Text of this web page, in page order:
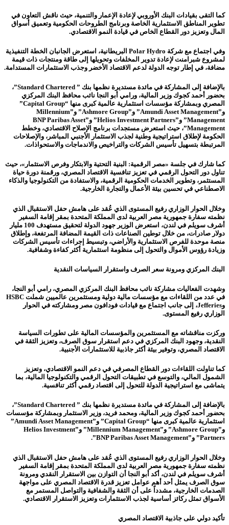
كما التقى بقيادات البنك الأوروبي لإعادة الإعمار والتنمية، حيث ناقش التعاون في
تطوير المناطق الاستثمارية الخاصة وبرنامج الطروحات الحكومية وتعميق أسواق
المال وتعزيز دور القطاع الخاص في قيادة النمو الاقتصادي.
وفي اجتماع مع شركة Polar Hydro البريطانية، استعرض الجانبان الخطة التنفيذية
لمشروع شبرامنت لإعادة تدوير المخلفات وتحويلها إلى طاقة ومنتجات ذات قيمة
مضافة، في إطار توجه الدولة لدعم الاقتصاد الأخضر وجذب الاستثمارات المستدامة.
بالإضافة إلى المشاركة في مائدة مستديرة نظمها بنك ” Standard Chartered”،
بحضور أحمد كجوك وزير المالية، ورامي أبو النجا نائب محافظ البنك المركزي
المصري وبمشاركة مؤسسات استثمارية عالمية كبرى منها “Capital Group”
و”Amundi Asset Management” و”Ashmore Group” و”Millennium
Management” و”Helios Investment Partners” و”BNP Paribas Asset
Management”، حيث استعرض مستجدات برنامج الإصلاح الاقتصادي، وخطط
الحكومة لإطلاق استراتيجية وطنية لجذب الاستثمار الأجنبي المباشر، والإصلاحات
المرتبطة بتسهيل تأسيس الشركات والتراخيص والاندماجات والاستحواذات.
كما شارك في جلسة «مصر الرقمية: البنية التحتية والابتكار وفرص الاستثمار»، حيث
تناول دور التحول الرقمي في تعزيز تنافسية الاقتصاد المصري، ورقمنة دورة حياة
المستثمر، وتطوير الخدمات الحكومية الرقمية، والاستفادة من التكنولوجيا والذكاء
الاصطناعي في تحسين بيئة الأعمال والتجارة الخارجية.
وخلال الحوار الوزاري رفيع المستوى الذي عُقد على هامش حفل الاستقبال الذي
نظمته سفارة جمهورية مصر العربية لدى المملكة المتحدة بمقر إقامة السفير
أشرف سويلم في لندن، استعرض الوزير جهود الدولة لتحقيق مستهدف 100 مليار
دولار صادرات، من خلال توطين الصناعات ذات القيمة المضافة المرتفعة، وإطلاق
منصة موحدة للفرص الاستثمارية والأراضي، وتبسيط إجراءات تأسيس الشركات
وزيادة رؤوس الأموال والتحول إلى منظومة استثمارية أكثر كفاءة وشفافية.
البنك المركزي ومرونة سعر الصرف واستقرار السياسات النقدية
وشهدت الفعاليات مشاركة نائب محافظ البنك المركزي المصري، رامي أبو النجا،
في عدد من اللقاءات مع مؤسسات مالية دولية ومستثمرين عالميين شملت HSBC
وJefferies، إلى جانب اجتماع مع قيادات فودافون مصر ومشاركته في الحوار
الوزاري رفيع المستوى.
وركزت مناقشاته مع المستثمرين والمؤسسات المالية على تطورات السياسة
النقدية، وجهود البنك المركزي في دعم استقرار سوق الصرف، وتعزيز الثقة في
الاقتصاد المصري، وتوفير بيئة أكثر جاذبية للاستثمارات الأجنبية.
كما تناولت اللقاءات دور القطاع المصرفي في دعم النمو الاقتصادي، وتعزيز
الشمول المالي، والتوسع في تطبيقات التحول الرقمي والتكنولوجيا المالية، بما
يتماشى مع استراتيجية الدولة للتحول إلى اقتصاد رقمي أكثر تنافسية.
بالإضافة إلى المشاركة في مائدة مستديرة نظمها بنك ” Standard Chartered”،
بحضور أحمد كجوك وزير المالية، ومحمد فريد، وزير الاستثمار وبمشاركة مؤسسات
استثمارية عالمية كبرى منها “Capital Group” و”Amundi Asset Management”
و”Ashmore Group” و”Millennium Management” و”Helios Investment
Partners” و”BNP Paribas Asset Management”.
وخلال الحوار الوزاري رفيع المستوى الذي عُقد على هامش حفل الاستقبال الذي
نظمته سفارة جمهورية مصر العربية لدى المملكة المتحدة بمقر إقامة السفير
أشرف سويلم في لندن، أكد أبو النجا أن التوازن بين الاستقرار النقدي ومرونة
سوق الصرف يمثل أحد أهم عوامل تعزيز قدرة الاقتصاد المصري على مواجهة
الصدمات الخارجية، مشدداً على أن الثقة والشفافية والتواصل المستمر مع
الأسواق تمثل ركائز أساسية لجذب الاستثمارات وتعزيز الاستقرار الاقتصادي.
تأكيد دولي على جاذبية الاقتصاد المصري